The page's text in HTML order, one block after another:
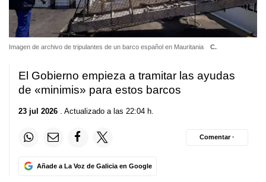
Imagen de archivo de tripulantes de un barco español en Mauritania C.
El Gobierno empieza a tramitar las ayudas
de «minimis» para estos barcos
23 jul 2026 . Actualizado a las 22:04 h.
Añade a La Voz de Galicia en Google
Comentar ·